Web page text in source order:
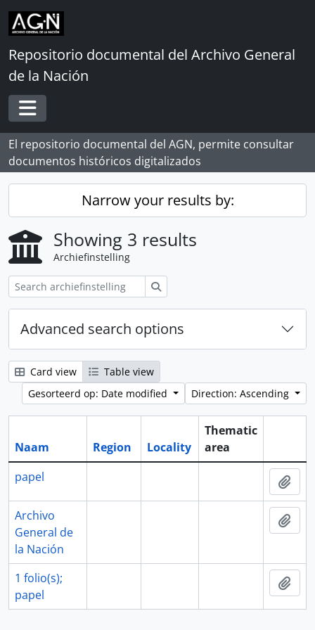
Skip to main content
Repositorio documental del Archivo General
de la Nación
Toggle navigation
El repositorio documental del AGN, permite consultar
documentos históricos digitalizados
Narrow your results by:
Showing 3 results
Archiefinstelling
Advanced search options
Card view
Table view
Gesorteerd op: Date modified
Direction: Ascending
Naam Region Locality
Thematic
area
papel
Archivo
General de
la Nación
1 folio(s);
papel